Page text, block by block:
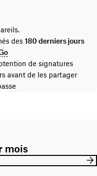
des 180 derniers jours
de signatures
avant de les partager
mois